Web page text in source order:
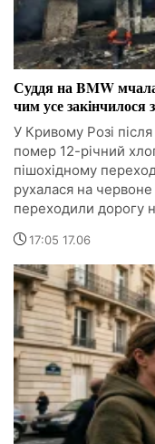
Суддя на BMW
чим усе закінчилося
У Кривому Розі
помер 12-річний
пішохідному
рухалася на
переходили дорогу
17:05 17.06